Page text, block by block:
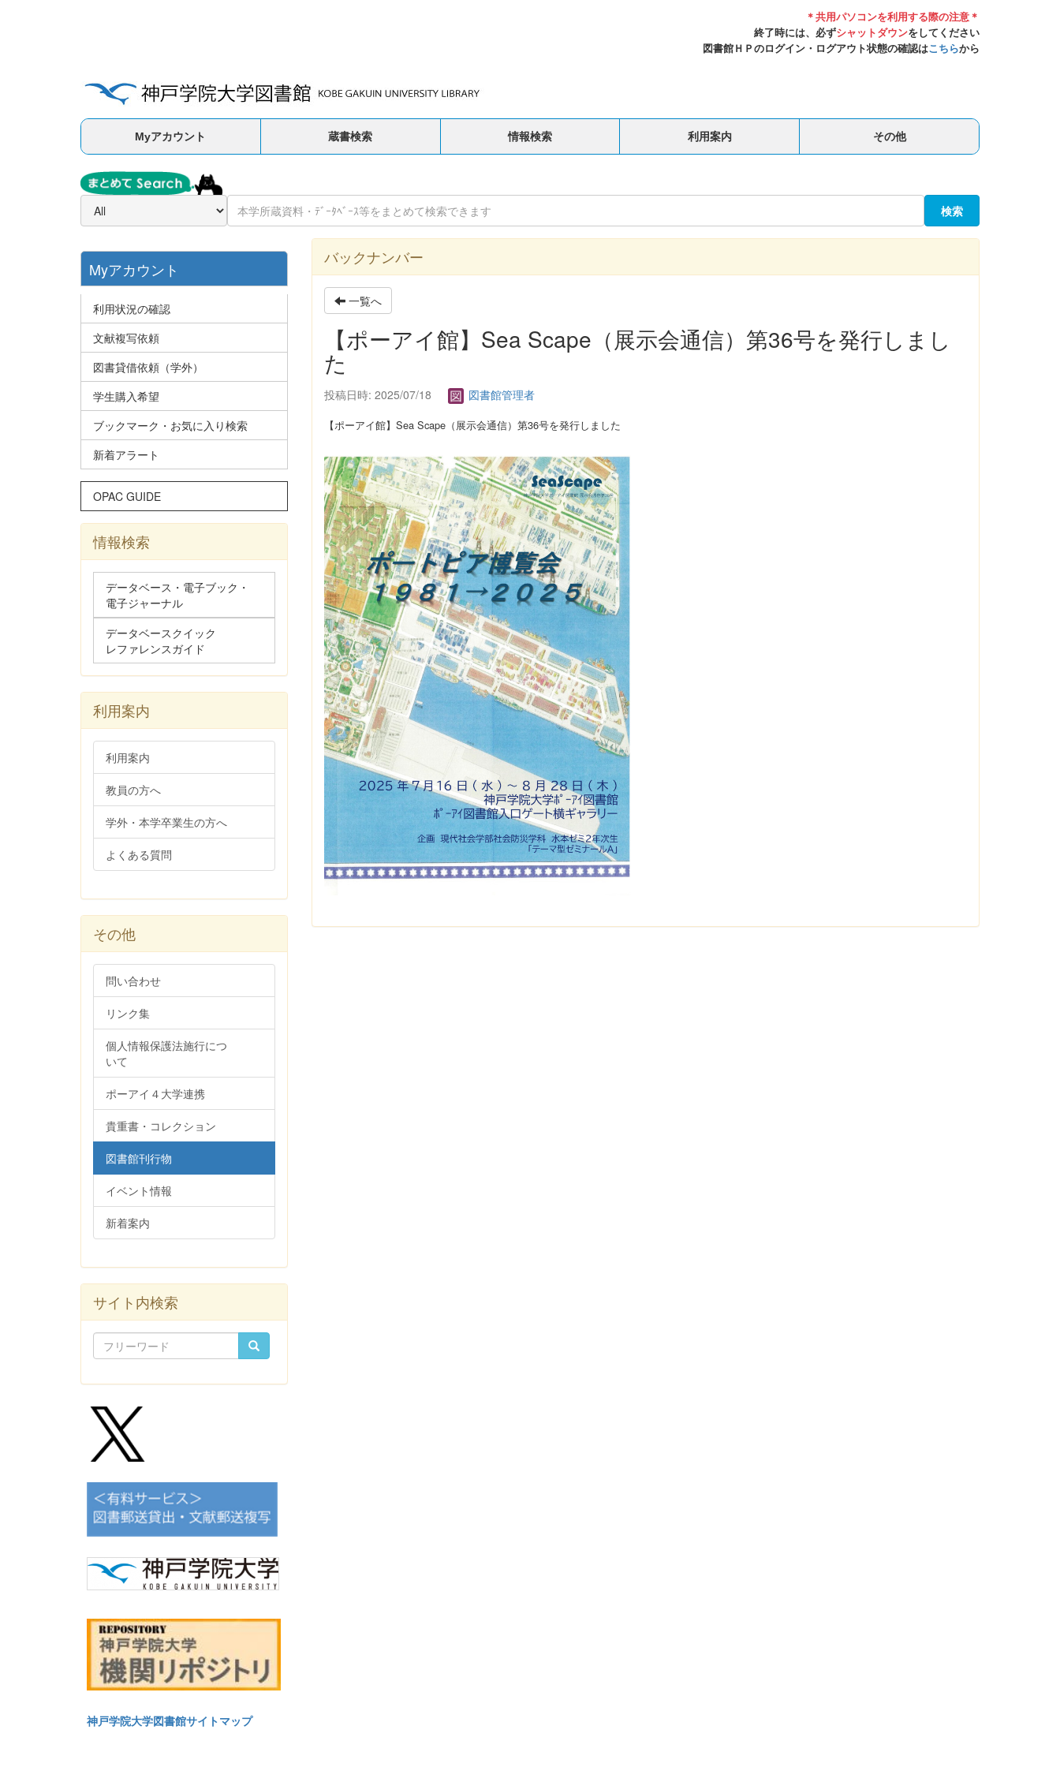
＊共用パソコンを利用する際の注意＊
終了時には、必ずシャットダウンをしてください
図書館ＨＰのログイン・ログアウト状態の確認はこちらから
Myアカウント 蔵書検索 情報検索 利用案内 その他
検索
バックナンバー
一覧へ
【ポーアイ館】Sea Scape（展示会通信）第36号を発行しまし
た
投稿日時: 2025/07/18 図書館管理者
【ポーアイ館】Sea Scape（展示会通信）第36号を発行しました
Myアカウント
利用状況の確認
文献複写依頼
図書貸借依頼（学外）
学生購入希望
ブックマーク・お気に入り検索
新着アラート
OPAC GUIDE
情報検索
データベース・電子ブック・
電子ジャーナル
データベースクイック
レファレンスガイド
利用案内
利用案内
教員の方へ
学外・本学卒業生の方へ
よくある質問
その他
問い合わせ
リンク集
個人情報保護法施行につ
いて
ポーアイ４大学連携
貴重書・コレクション
図書館刊行物
イベント情報
新着案内
サイト内検索
神戸学院大学図書館サイトマップ